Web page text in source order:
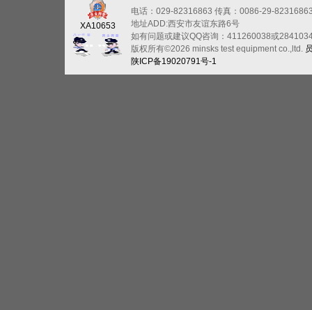
XA10653
电话：029-82316863 传真：0086-29-
地址ADD:西安市友谊东路6号
如有问题或建议QQ咨询：411260038或
版权所有©2026 minsks test equipment co.,ltd.
陕ICP备19020791号-1